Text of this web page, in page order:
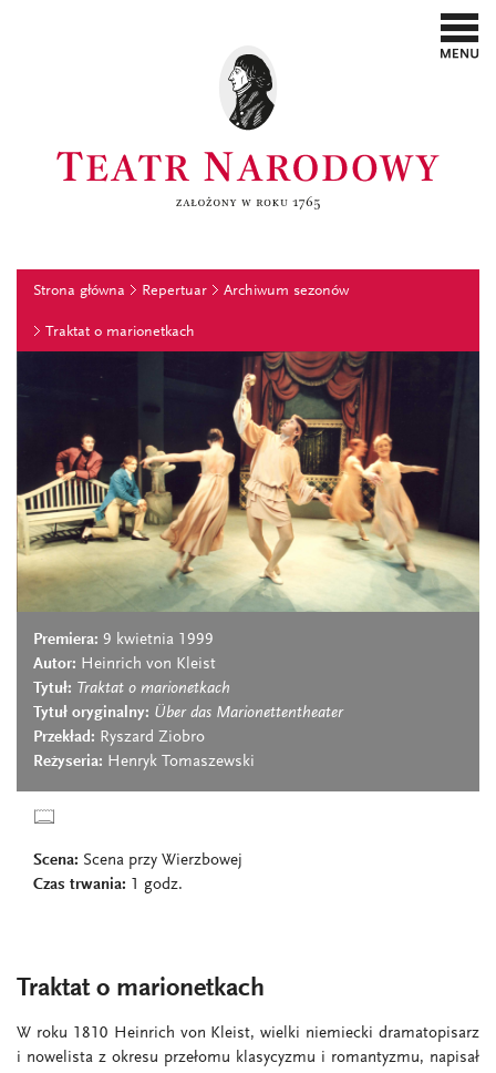
Strona główna Repertuar Archiwum sezonów
Traktat o marionetkach
Premiera: 9 kwietnia 1999
Autor: Heinrich von Kleist
Tytuł: Traktat o marionetkach
Tytuł oryginalny: Über das Marionettentheater
Przekład: Ryszard Ziobro
Reżyseria: Henryk Tomaszewski
Scena: Scena przy Wierzbowej
Czas trwania: 1 godz.
Traktat o marionetkach
W roku 1810 Heinrich von Kleist, wielki niemiecki dramatopisarz
i nowelista z okresu przełomu klasycyzmu i romantyzmu, napisał